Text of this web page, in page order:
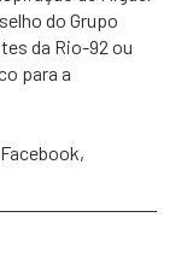
do Grupo
da Rio-92 ou
para a